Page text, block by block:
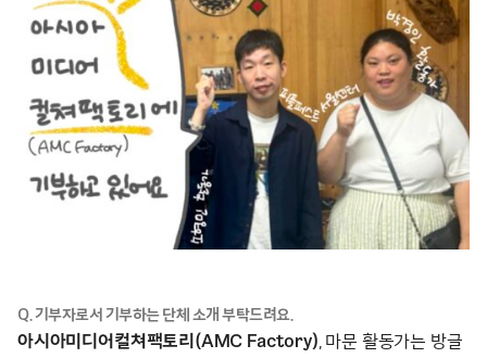
Q. 기부자로서 기부하는 단체 소개 부탁드려요.
아시아미디어컬쳐팩토리(AMC Factory), 마문 활동가는 방글